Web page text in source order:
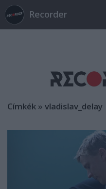
Recorder
Címkék » vladislav_delay